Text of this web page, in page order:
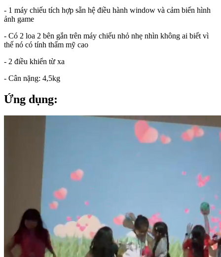
- 1 máy chiếu tích hợp sẵn hệ điều hành window và cảm biến hình
ảnh game
- Có 2 loa 2 bên gắn trên máy chiếu nhỏ nhẹ nhìn không ai biết vì
thế nó có tính thẩm mỹ cao
- 2 điều khiển từ xa
- Cân nặng: 4,5kg
Ứng dụng: